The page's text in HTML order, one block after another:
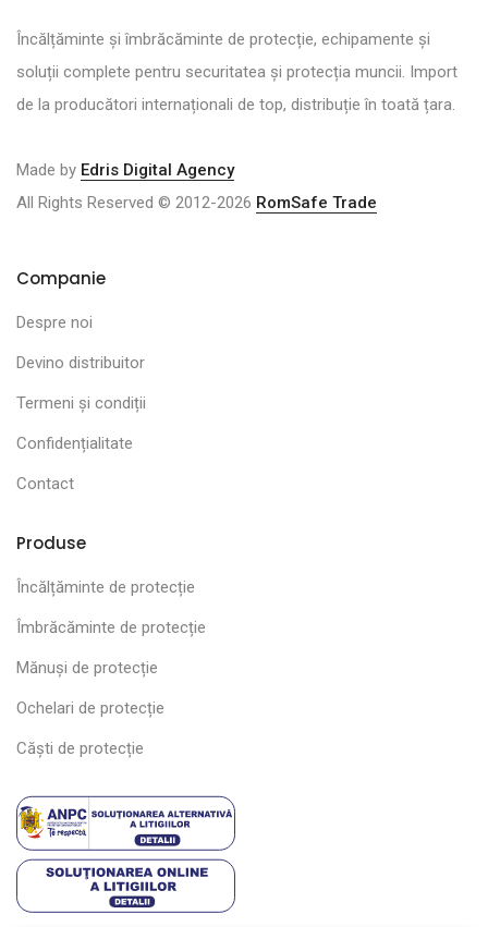
Încălțăminte și îmbrăcăminte de protecție, echipamente și
soluții complete pentru securitatea și protecția muncii. Import
de la producători internaționali de top, distribuție în toată țara.
Made by Edris Digital Agency
All Rights Reserved © 2012-2026 RomSafe Trade
Companie
Despre noi
Devino distribuitor
Termeni și condiții
Confidențialitate
Contact
Produse
Încălțăminte de protecție
Îmbrăcăminte de protecție
Mănuși de protecție
Ochelari de protecție
Căști de protecție